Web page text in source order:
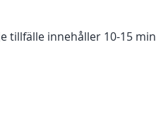
tillfälle innehåller 10-15